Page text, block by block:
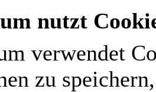
nutzt
verwendet
zu